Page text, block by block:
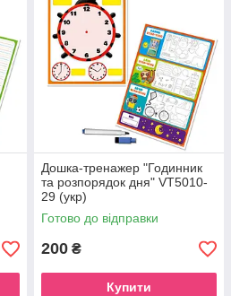
Дошка-тренажер "Годинник
та розпорядок дня" VT5010-
29 (укр)
Готово до відправки
200 ₴
Купити